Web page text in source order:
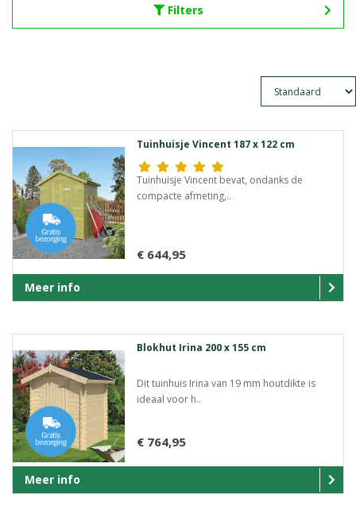
Filters
Tuinhuisje Vincent 187 x 122 cm
Tuinhuisje Vincent bevat, ondanks de
compacte afmeting,..
€ 644,95
Meer info
Blokhut Irina 200 x 155 cm
Dit tuinhuis Irina van 19 mm houtdikte is
ideaal voor h..
€ 764,95
Meer info